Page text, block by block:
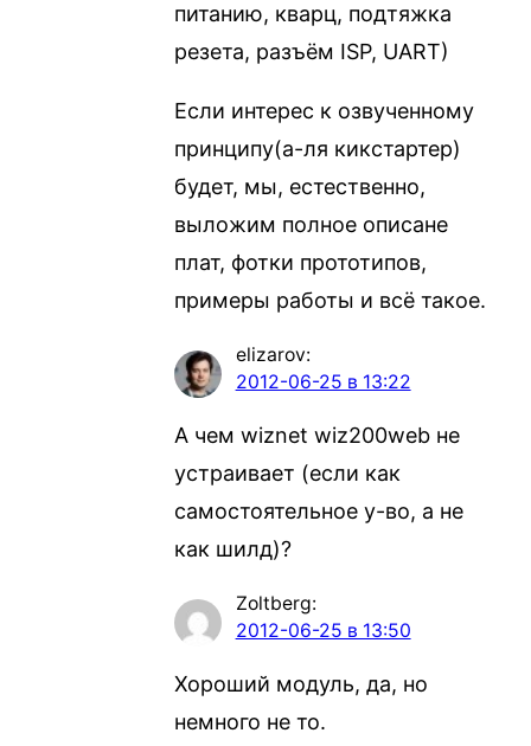
питанию, кварц, подтяжка
резета, разъём ISP, UART)
Если интерес к озвученному
принципу(а-ля кикстартер)
будет, мы, естественно,
выложим полное описане
плат, фотки прототипов,
примеры работы и всё такое.
elizarov:
2012-06-25 в 13:22
А чем wiznet wiz200web не
устраивает (если как
самостоятельное у-во, а не
как шилд)?
Zoltberg:
2012-06-25 в 13:50
Хороший модуль, да, но
немного не то.